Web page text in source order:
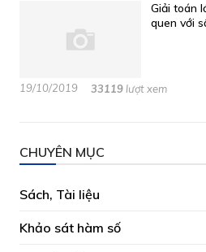
Giải toán
quen với
19/10/2019 33119 lượt xem
CHUYÊN MỤC
Sách, Tài liệu
Khảo sát hàm số